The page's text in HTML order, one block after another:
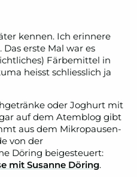
kennen. Ich erinnere
erste Mal war es
Färbemittel in
heisst schliesslich ja
oder Joghurt mit
auf dem Atemblog gibt
aus dem Mikropausen-
von der
Döring beigesteuert:
mit Susanne Döring.